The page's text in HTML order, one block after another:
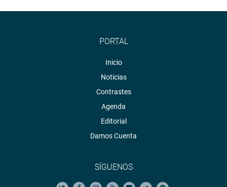
PORTAL
Inicio
Noticias
Contrastes
Agenda
Editorial
Damos Cuenta
SÍGUENOS